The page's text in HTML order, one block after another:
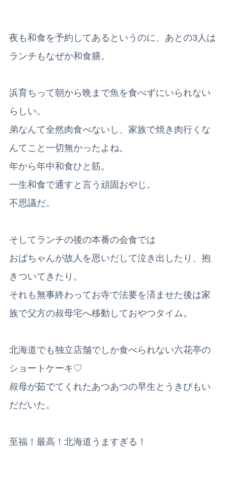
夜も和食を予約してあるというのに、あとの3人は
ランチもなぜか和食膳。
浜育ちって朝から晩まで魚を食べずにいられない
らしい。
弟なんて全然肉食べないし、家族で焼き肉行くな
んてこと一切無かったよね。
年から年中和食ひと筋。
一生和食で通すと言う頑固おやじ。
不思議だ。
そしてランチの後の本番の会食では
おばちゃんが故人を思いだして泣き出したり、抱
きついてきたり。
それも無事終わってお寺で法要を済ませた後は家
族で父方の叔母宅へ移動しておやつタイム。
北海道でも独立店舗でしか食べられない六花亭の
ショートケーキ♡
叔母が茹でてくれたあつあつの早生とうきびもい
だだいた。
至福！最高！北海道うますぎる！